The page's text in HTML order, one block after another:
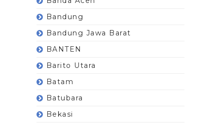
Bandung
Bandung Jawa Barat
BANTEN
Barito Utara
Batam
Batubara
Bekasi